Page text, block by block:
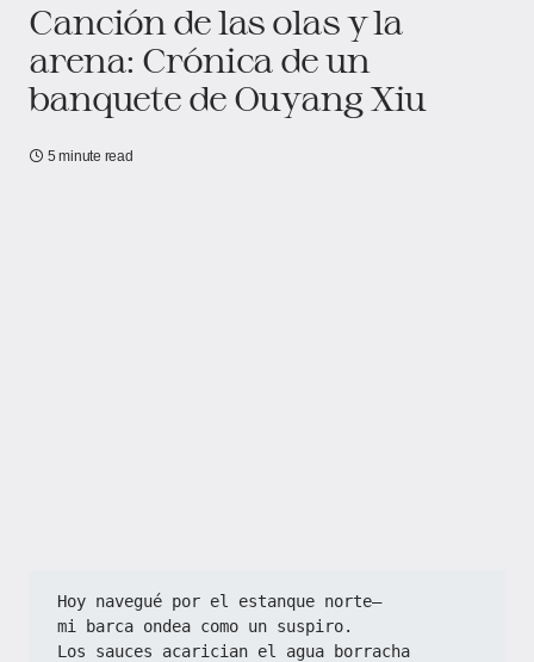
Canción de las olas y la
arena: Crónica de un
banquete de Ouyang Xiu
5 minute read
Hoy navegué por el estanque norte—
mi barca ondea como un suspiro.
Los sauces acarician el agua borracha